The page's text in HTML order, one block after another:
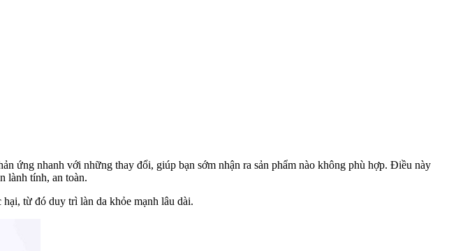
ứng nhanh với những thay đổi, giúp bạn sớm nhận ra sản phẩm nào không phù hợp. Điều này
lành tính, an toàn.
từ đó duy trì làn da khỏe mạnh lâu dài.